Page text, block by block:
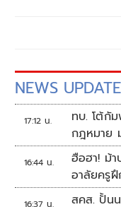
NEWS UPDATE
17:12 น.
ทบ. โต้กั
กฎหมาย
16:44 น.
ฮือฮา! ม้
อาลัยครู
16:37 น.
สคส. ปั้น